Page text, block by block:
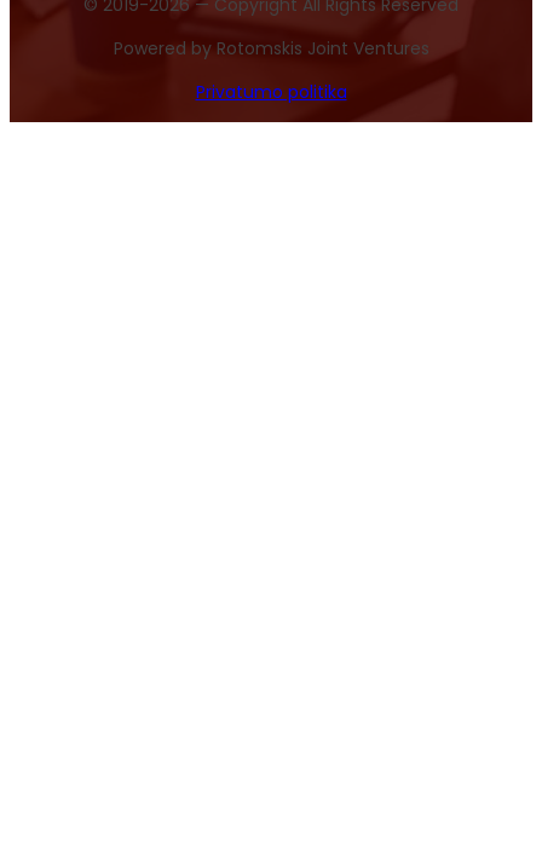
© 2019-2026 — Copyright All Rights Reserved
Powered by Rotomskis Joint Ventures
Privatumo politika